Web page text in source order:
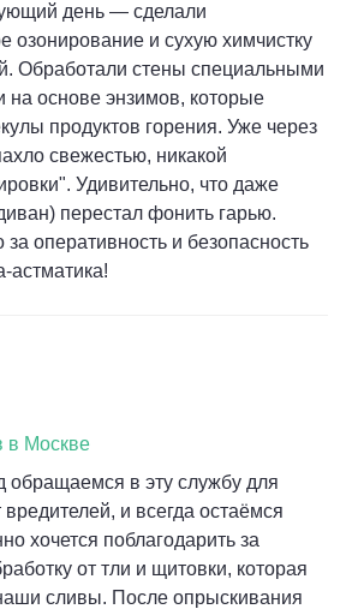
день — сделали
озонирование и сухую химчистку
Обработали стены специальными
на основе энзимов, которые
продуктов горения. Уже через
свежестью, никакой
Удивительно, что даже
перестал фонить гарью.
оперативность и безопасность
астматика!
в Москве
обращаемся в эту службу для
и всегда остаёмся
хочется поблагодарить за
от тли и щитовки, которая
сливы. После опрыскивания